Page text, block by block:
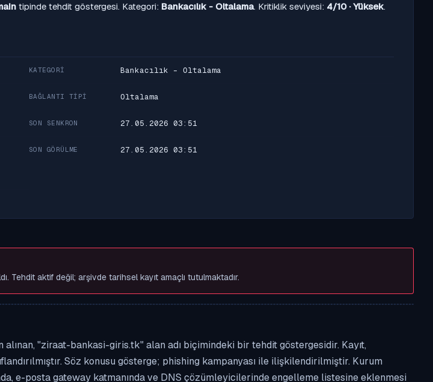
tipinde tehdit göstergesi. Kategori: Bankacılık - Oltalama. Kritiklik seviyesi: 4/10 · Yüksek.
KATEGORI Bankacılık - Oltalama
BAĞLANTI TIPI Oltalama
SON SENKRON 27.05.2026 03:51
SON GÖRÜLME 27.05.2026 03:51
Tehdit aktif değil; arşivde tarihsel kayıt amaçlı tutulmaktadır.
alınan, "ziraat-bankasi-giris.tk" alan adı biçimindeki bir tehdit göstergesidir. Kayıt,
Söz konusu gösterge; phishing kampanyası ile ilişkilendirilmiştir. Kurum
e-posta gateway katmanında ve DNS çözümleyicilerinde engelleme listesine eklenmesi